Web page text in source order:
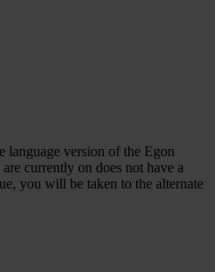
language version of the Egon
currently on does not have a
you will be taken to the alternate